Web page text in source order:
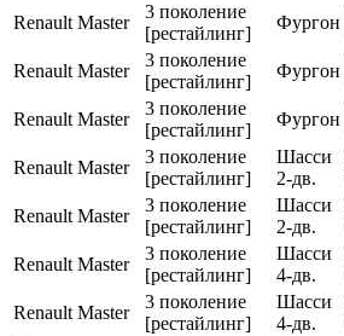
Renault Master
3 поколение
[рестайлинг]
Фургон
Renault Master
3 поколение
[рестайлинг]
Фургон
Renault Master
3 поколение
[рестайлинг]
Фургон
Renault Master
3 поколение
[рестайлинг]
Шасси
2-дв.
Renault Master
3 поколение
[рестайлинг]
Шасси
2-дв.
Renault Master
3 поколение
[рестайлинг]
Шасси
4-дв.
Renault Master
3 поколение
[рестайлинг]
Шасси
4-дв.